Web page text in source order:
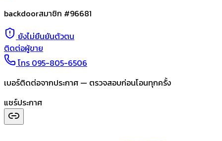
backdoorสมาชิก #96681
ยังไม่ยืนยันตัวตน
ติดต่อผู้ขาย
โทร 095-805-6506
เบอร์ติดต่อจากประกาศ — ตรวจสอบก่อนโอนทุกครั้ง
แชร์ประกาศ